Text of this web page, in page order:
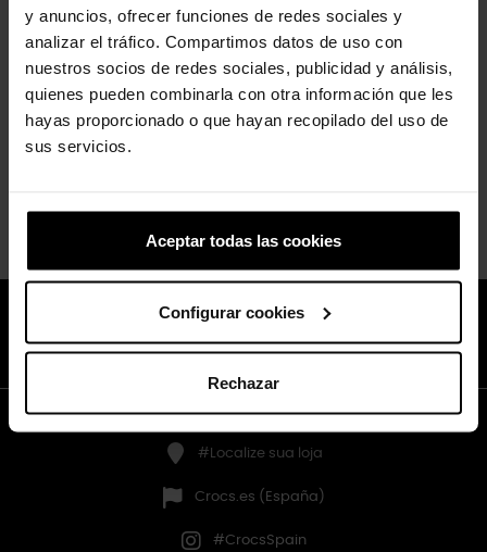
y anuncios, ofrecer funciones de redes sociales y
analizar el tráfico. Compartimos datos de uso con
nuestros socios de redes sociales, publicidad y análisis,
quienes pueden combinarla con otra información que les
hayas proporcionado o que hayan recopilado del uso de
sus servicios.
Aceptar todas las cookies
Configurar cookies
Rechazar
85,00 €
Mostrando 1-2 de um total de 2 artigo(s)
próxima compra.
Entre na minha conta
#Localize sua loja
Crocs.es (España)
#CrocsSpain